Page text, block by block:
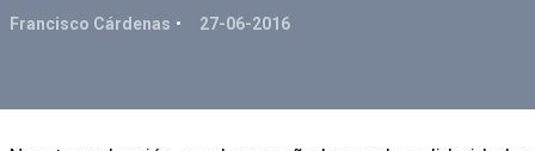
Francisco Cárdenas 27-06-2016